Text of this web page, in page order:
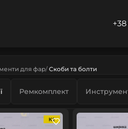
для фар Скоби та болти
Ремкомплект